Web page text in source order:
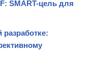
SMART-цель для
разработке: